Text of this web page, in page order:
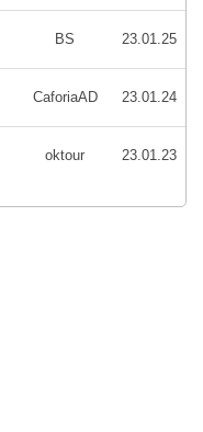
BS 23.01.25
CaforiaAD 23.01.24
oktour 23.01.23